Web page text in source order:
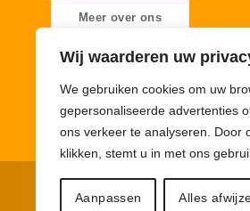
Wij waarderen uw
We gebruiken cookies om uw
gepersonaliseerde advertenties
ons verkeer te analyseren. Door
klikken, stemt u in met ons
Aanpassen Alles
Meer over ons
Privacybeleid Cookiebeleid